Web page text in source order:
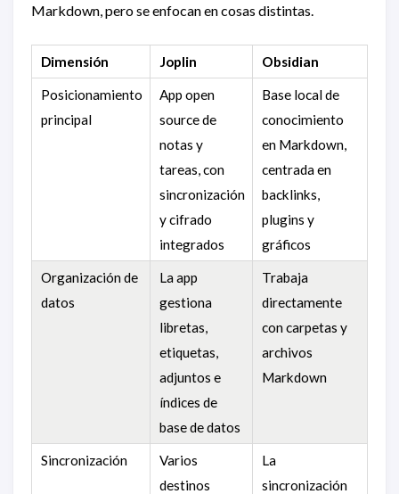
Markdown, pero se enfocan en cosas distintas.
Dimensión Joplin Obsidian
Posicionamiento
principal
App open
source de
notas y
tareas, con
sincronización
y cifrado
integrados
Base local de
conocimiento
en Markdown,
centrada en
backlinks,
plugins y
gráficos
Organización de
datos
La app
gestiona
libretas,
etiquetas,
adjuntos e
índices de
base de datos
Trabaja
directamente
con carpetas y
archivos
Markdown
Sincronización
Varios
destinos
La
sincronización